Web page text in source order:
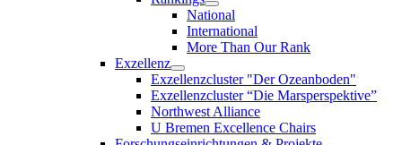
National
International
More Than Our Rank
Exzellenz
Exzellenzcluster "Der Ozeanboden"
Exzellenzcluster “Die Marsperspektive”
Northwest Alliance
U Bremen Excellence Chairs